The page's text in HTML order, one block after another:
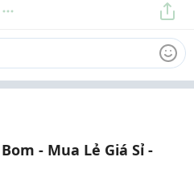
- Mua Lẻ Giá Sỉ -